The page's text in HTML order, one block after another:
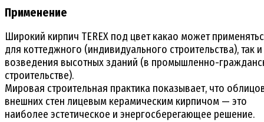
Применение
Широкий кирпич TEREX под цвет какао может
для коттеджного (индивидуального строительства), так
возведения высотных зданий (в промышленно-
строительстве).
Мировая строительная практика показывает, что
внешних стен лицевым керамическим кирпичом — это
наиболее эстетическое и энергосберегающее решение.